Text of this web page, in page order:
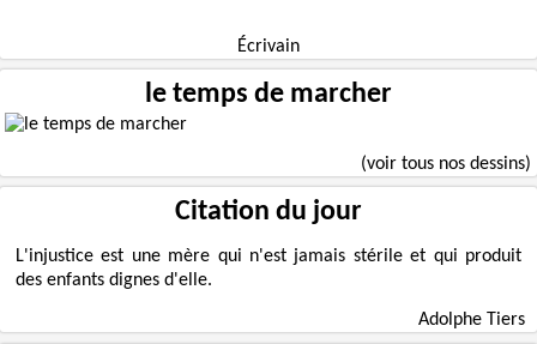
Écrivain
le temps de marcher
(voir tous nos dessins)
Citation du jour
L'injustice est une mère qui n'est jamais stérile et qui produit
des enfants dignes d'elle.
Adolphe Tiers